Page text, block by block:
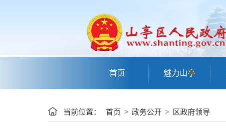
首页 魅力山亭
当前位置： 首页 > 政务公开 > 区政府领导